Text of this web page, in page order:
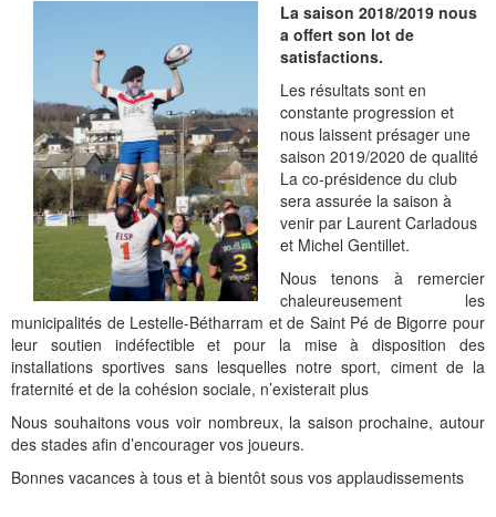
La saison 2018/2019 nous
a offert son lot de
satisfactions.
Les résultats sont en
constante progression et
nous laissent présager une
saison 2019/2020 de qualité
La co-présidence du club
sera assurée la saison à
venir par Laurent Carladous
et Michel Gentillet.
Nous tenons à remercier
chaleureusement les
municipalités de Lestelle-Bétharram et de Saint Pé de Bigorre pour
leur soutien indéfectible et pour la mise à disposition des
installations sportives sans lesquelles notre sport, ciment de la
fraternité et de la cohésion sociale, n’existerait plus
Nous souhaitons vous voir nombreux, la saison prochaine, autour
des stades afin d’encourager vos joueurs.
Bonnes vacances à tous et à bientôt sous vos applaudissements